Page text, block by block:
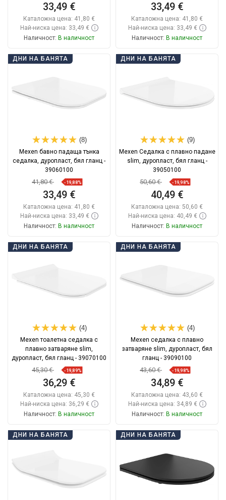
33,49 €
Каталожна цена: 41,80 €
Най-ниска цена: 33,49 €
Наличност: В наличност
Добави в количката
33,49 €
Каталожна цена: 41,80 €
Най-ниска цена: 33,49 €
Наличност: В наличност
Добави в количката
ДНИ НА БАНЯТА
(8)
Mexen бавно падаща тънка
седалка, дуропласт, бял гланц -
39060100
41,80 € -19,88%
33,49 €
Каталожна цена: 41,80 €
Най-ниска цена: 33,49 €
Наличност: В наличност
Добави в количката
ДНИ НА БАНЯТА
(9)
Mexen Седалка с плавно падане
slim, дуропласт, бял гланц -
39050100
50,60 € -19,98%
40,49 €
Каталожна цена: 50,60 €
Най-ниска цена: 40,49 €
Наличност: В наличност
Добави в количката
ДНИ НА БАНЯТА
(4)
Mexen тоалетна седалка с
плавно затваряне slim,
дуропласт, бял гланц - 39070100
45,30 € -19,89%
36,29 €
Каталожна цена: 45,30 €
Най-ниска цена: 36,29 €
Наличност: В наличност
Добави в количката
ДНИ НА БАНЯТА
(4)
Mexen седалка с плавно
затваряне slim, дуропласт, бял
гланц - 39090100
43,60 € -19,98%
34,89 €
Каталожна цена: 43,60 €
Най-ниска цена: 34,89 €
Наличност: В наличност
Добави в количката
ДНИ НА БАНЯТА ДНИ НА БАНЯТА